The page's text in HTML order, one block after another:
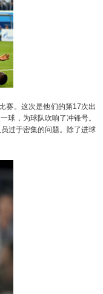
。这次是他们的第17次出
球，为球队吹响了冲锋号。
过于密集的问题。除了进球